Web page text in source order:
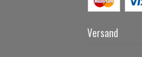
Versand